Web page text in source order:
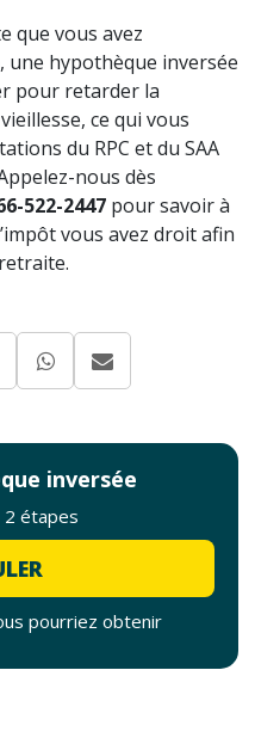
que vous avez
une hypothèque inversée
pour retarder la
ce qui vous
du RPC et du SAA
nous dès
522-2447 pour savoir à
vous avez droit afin
inversée
2 étapes
pourriez obtenir